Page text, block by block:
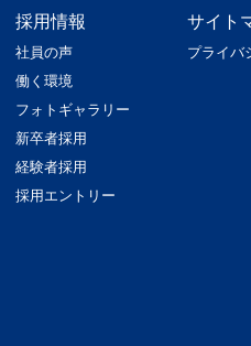
採用情報
社員の声
働く環境
フォトギャラリー
新卒者採用
経験者採用
採用エントリー
サイト
プライバ